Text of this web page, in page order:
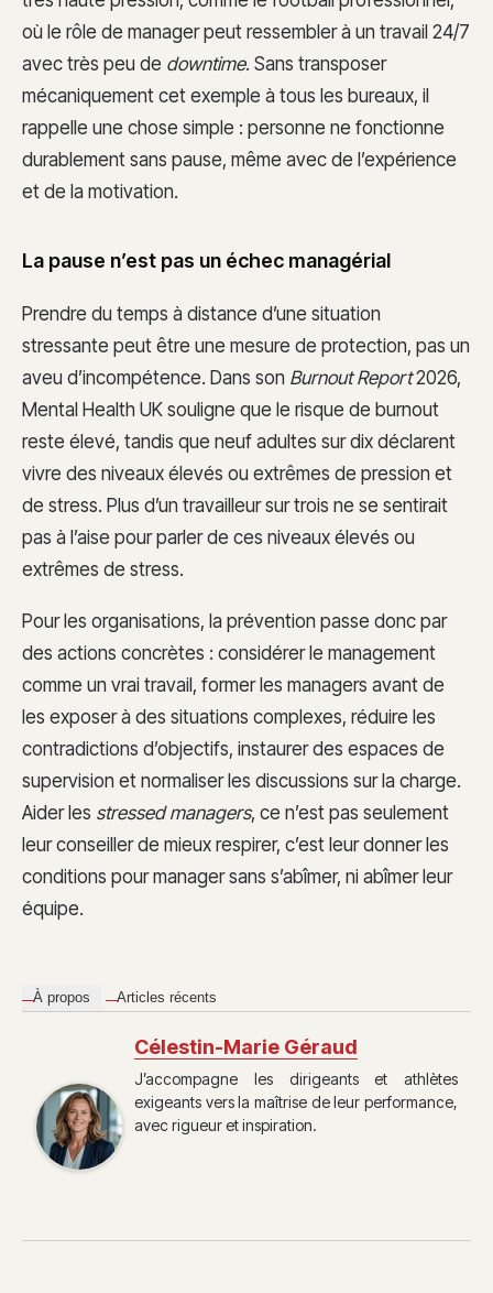
où le rôle de manager peut ressembler à un travail 24/7
avec très peu de downtime. Sans transposer
mécaniquement cet exemple à tous les bureaux, il
rappelle une chose simple : personne ne fonctionne
durablement sans pause, même avec de l’expérience
et de la motivation.
La pause n’est pas un échec managérial
Prendre du temps à distance d’une situation
stressante peut être une mesure de protection, pas un
aveu d’incompétence. Dans son Burnout Report2026,
Mental Health UK souligne que le risque de burnout
reste élevé, tandis que neuf adultes sur dix déclarent
vivre des niveaux élevés ou extrêmes de pression et
de stress. Plus d’un travailleur sur trois ne se sentirait
pas à l’aise pour parler de ces niveaux élevés ou
extrêmes de stress.
Pour les organisations, la prévention passe donc par
des actions concrètes : considérer le management
comme un vrai travail, former les managers avant de
les exposer à des situations complexes, réduire les
contradictions d’objectifs, instaurer des espaces de
supervision et normaliser les discussions sur la charge.
Aider les stressed managers, ce n’est pas seulement
leur conseiller de mieux respirer, c’est leur donner les
conditions pour manager sans s’abîmer, ni abîmer leur
équipe.
À propos Articles récents
Célestin-Marie Géraud
J’accompagne les dirigeants et athlètes
exigeants vers la maîtrise de leur performance,
avec rigueur et inspiration.